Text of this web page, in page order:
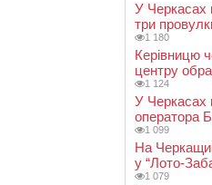
У Черкасах
три
1 180
Керівницю
центру
1 124
У Черкасах
оператора
1 099
На
у “Лото-
1 079